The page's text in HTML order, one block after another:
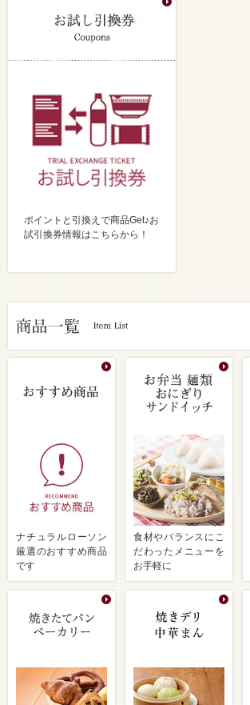
ポイントと引換えで商品Get♪お
試引換券情報はこちらから！
ナチュラルローソン
厳選のおすすめ商品
です
食材やバランスにこ
だわったメニューを
お手軽に